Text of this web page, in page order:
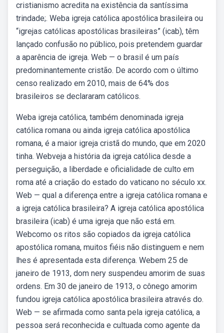
cristianismo acredita na existência da santíssima
trindade;. Weba igreja católica apostólica brasileira ou
“igrejas católicas apostólicas brasileiras” (icab), têm
lançado confusão no público, pois pretendem guardar
a aparência de igreja. Web — o brasil é um país
predominantemente cristão. De acordo com o último
censo realizado em 2010, mais de 64% dos
brasileiros se declararam católicos.
Weba igreja católica, também denominada igreja
católica romana ou ainda igreja católica apostólica
romana, é a maior igreja cristã do mundo, que em 2020
tinha. Webveja a história da igreja católica desde a
perseguição, a liberdade e oficialidade de culto em
roma até a criação do estado do vaticano no século xx.
Web — qual a diferença entre a igreja católica romana e
a igreja católica brasileira? A igreja católica apostólica
brasileira (icab) é uma igreja que não está em.
Webcomo os ritos são copiados da igreja católica
apostólica romana, muitos fiéis não distinguem e nem
lhes é apresentada esta diferença. Webem 25 de
janeiro de 1913, dom nery suspendeu amorim de suas
ordens. Em 30 de janeiro de 1913, o cônego amorim
fundou igreja católica apostólica brasileira através do.
Web — se afirmada como santa pela igreja católica, a
pessoa será reconhecida e cultuada como agente da